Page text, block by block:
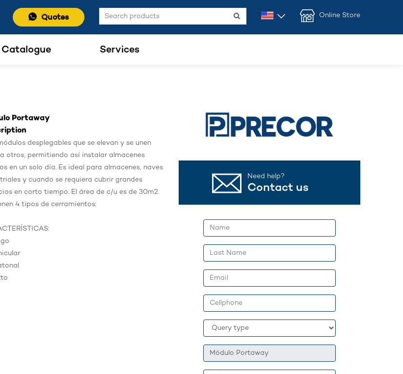
Online Store
Quotes
Catalogue Services
Portaway
desplegables que se elevan y se unen
otros, permitiendo así instalar almacenes
en un solo día. Es ideal para almacenes, naves
y cuando se requiera cubrir grandes
en corto tiempo. El área de c/u es de 30m2.
4 tipos de cerramientos:
Need help?
Contact us